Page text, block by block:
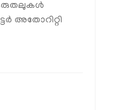
അതോറിറ്റി